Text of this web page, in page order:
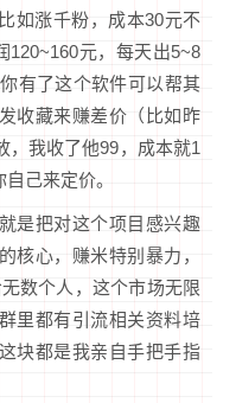
如涨千粉，成本30元不
120~160元，每天出5~8
有了这个软件可以帮其
收藏来赚差价（比如昨
，我收了他99，成本就1
己来定价。
是把对这个项目感兴趣
核心，赚米特别暴力，
数个人，这个市场无限
里都有引流相关资料培
块都是我亲自手把手指